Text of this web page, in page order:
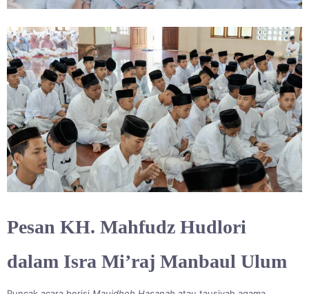
Pesan KH. Mahfudz Hudlori
dalam Isra Mi’raj Manbaul Ulum